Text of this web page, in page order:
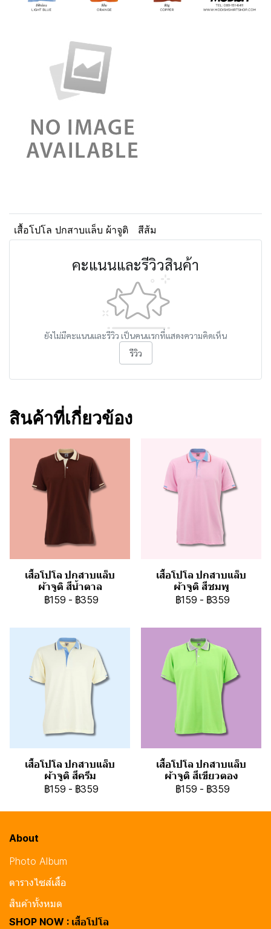
เสื้อโปโล ปกสาบแล็บ ผ้าจูติ สีส้ม
คะแนนและรีวิวสินค้า
ยังไม่มีคะแนนและรีวิว เป็นคนแรกที่แสดงความคิดเห็น
รีวิว
สินค้าที่เกี่ยวข้อง
เสื้อโปโล ปกสาบแล็บ
ผ้าจูติ สีน้ำตาล
฿159 - ฿359
เสื้อโปโล ปกสาบแล็บ
ผ้าจูติ สีชมพู
฿159 - ฿359
เสื้อโปโล ปกสาบแล็บ
ผ้าจูติ สีครีม
฿159 - ฿359
เสื้อโปโล ปกสาบแล็บ
ผ้าจูติ สีเขียวตอง
฿159 - ฿359
About
Photo Album
ตารางไซส์เสื้อ
สินค้าทั้งหมด
SHOP NOW : เสื้อโปโล